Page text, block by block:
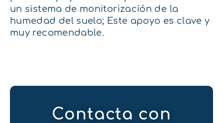
un sistema de monitorización de la
humedad del suelo; Este apoyo es clave y
muy recomendable.
Contacta con